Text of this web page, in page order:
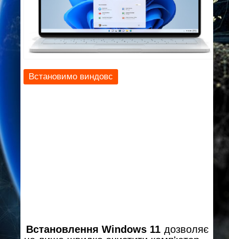
Встановимо виндовс
Встановлення Windows 11 дозволяє